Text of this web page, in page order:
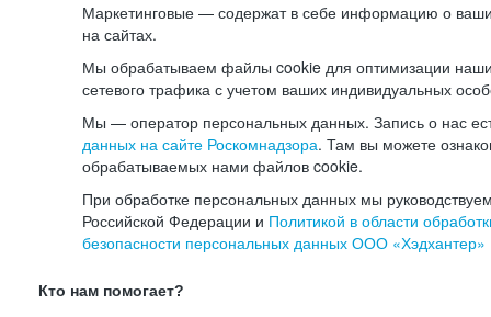
Маркетинговые — содержат в себе информацию о
на сайтах.
Мы обрабатываем файлы cookie для оптимизации
сетевого трафика с учетом ваших индивидуальных
Мы — оператор персональных данных. Запись о нас
данных на сайте Роскомнадзора. Там вы можете
обрабатываемых нами файлов cookie.
При обработке персональных данных мы
Российской Федерации и Политикой в области
безопасности персональных данных ООО «Хэдхантер»
Кто нам помогает?